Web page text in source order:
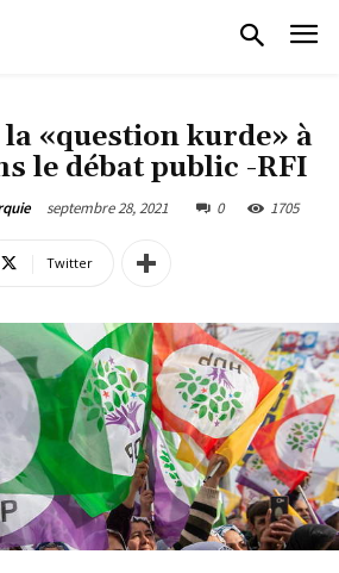
«question kurde» à
le débat public -RFI
septembre 28, 2021 0 1705
Twitter